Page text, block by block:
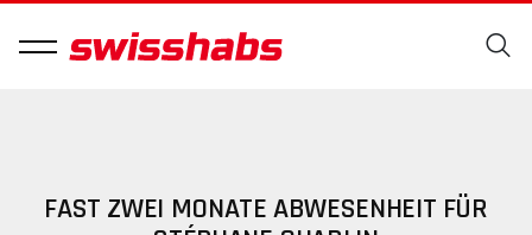
FAST ZWEI MONATE ABWESENHEIT FÜR